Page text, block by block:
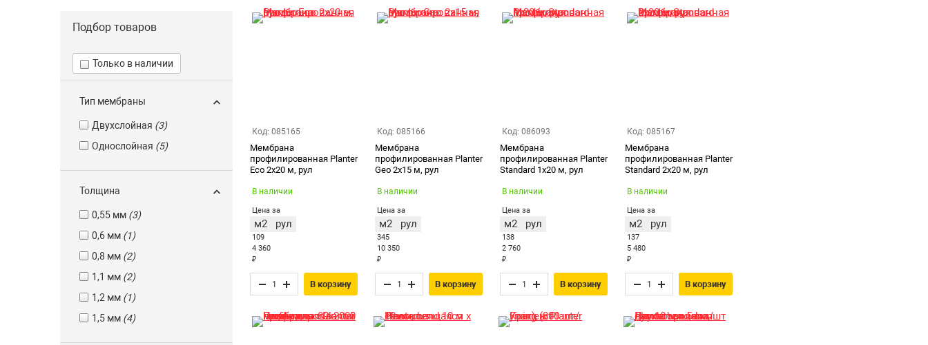
Подбор товаров
Только в наличии
Тип мембраны
Двухслойная (3)
Однослойная (5)
Толщина
0,55 мм (3)
0,6 мм (1)
0,8 мм (2)
1,1 мм (2)
1,2 мм (1)
1,5 мм (4)
Код: 085165
Мембрана
профилированная Planter
Eco 2х20 м, рул
В наличии
Цена за
м2 рул
109
4 360
₽
В корзину
Код: 085166
Мембрана
профилированная Planter
Geo 2х15 м, рул
В наличии
Цена за
м2 рул
345
10 350
₽
В корзину
Код: 086093
Мембрана
профилированная Planter
Standard 1х20 м, рул
В наличии
Цена за
м2 рул
138
2 760
₽
В корзину
Код: 085167
Мембрана
профилированная Planter
Standard 2х20 м, рул
В наличии
Цена за
м2 рул
137
5 480
₽
В корзину